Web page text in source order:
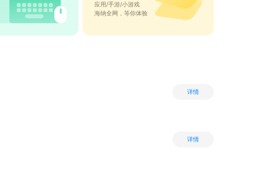
应用/手游/小游戏
海纳全网，等你体验
详情
详情